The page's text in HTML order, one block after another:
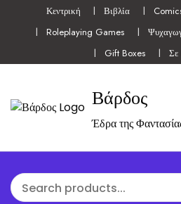
Κεντρική Βιβλία
Roleplaying Games
Gift Boxes
Βάρδος
Έδρα της